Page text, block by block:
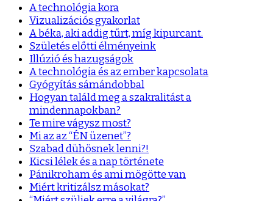
A technológia kora
Vizualizációs gyakorlat
A béka, aki addig tűrt, míg kipurcant.
Születés előtti élményeink
Illúzió és hazugságok
A technológia és az ember kapcsolata
Gyógyítás sámándobbal
Hogyan találd meg a szakralitást a
mindennapokban?
Te mire vágysz most?
Mi az az “ÉN üzenet”?
Szabad dühösnek lenni?!
Kicsi lélek és a nap története
Pánikroham és ami mögötte van
Miért kritizálsz másokat?